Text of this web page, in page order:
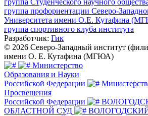
группа профориентации Северо-
Университета имени О.Е. Кутафина
группа спортивного клуба института
Разработчик: Гик
© 2026 Северо-Западный институт
имени О. Е. Кутафина (МГЮА)
Министерство
Образования и Науки
Российской Федерации
Просвещения
Российской Федерации
ОБЛАСТНОЙ СУД